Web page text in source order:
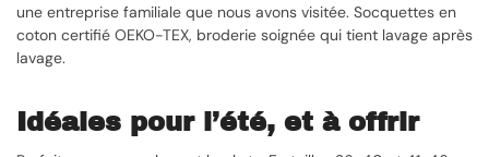
une entreprise familiale que nous avons visitée. Socquettes en
coton certifié OEKO-TEX, broderie soignée qui tient lavage après
lavage.
Idéales pour l’été, et à offrir